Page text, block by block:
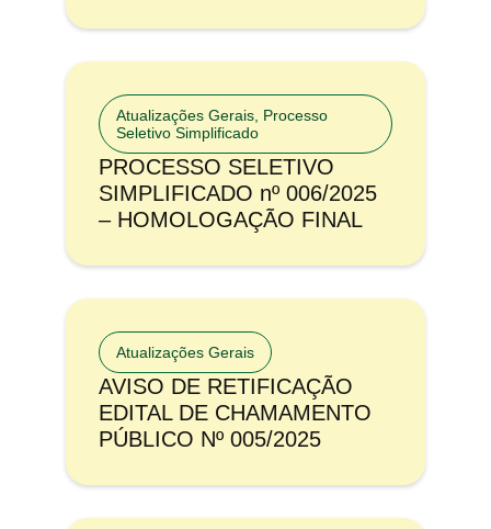
Atualizações Gerais, Processo
Seletivo Simplificado
PROCESSO SELETIVO
SIMPLIFICADO nº 006/2025
– HOMOLOGAÇÃO FINAL
Atualizações Gerais
AVISO DE RETIFICAÇÃO
EDITAL DE CHAMAMENTO
PÚBLICO Nº 005/2025